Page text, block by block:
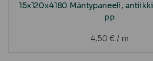
15x120x4180 Mäntypaneeli,
PP
4,50 € / m